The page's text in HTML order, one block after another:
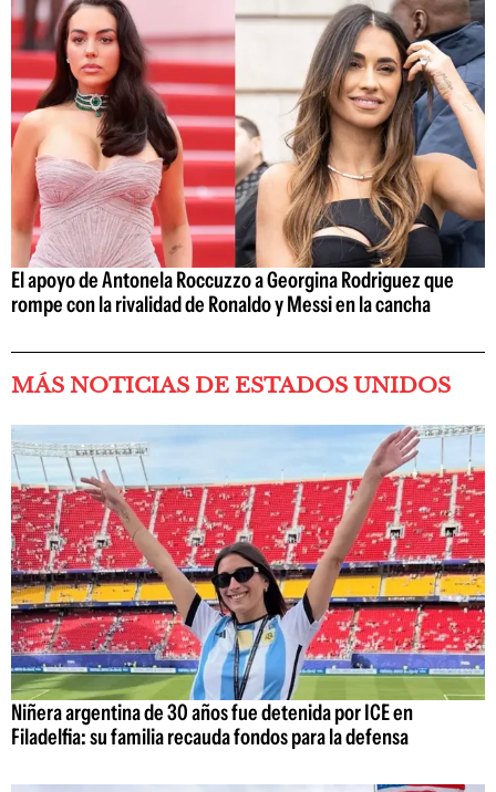
El apoyo de Antonela Roccuzzo a Georgina Rodriguez que
rompe con la rivalidad de Ronaldo y Messi en la cancha
MÁS NOTICIAS DE ESTADOS UNIDOS
Niñera argentina de 30 años fue detenida por ICE en
Filadelfia: su familia recauda fondos para la defensa